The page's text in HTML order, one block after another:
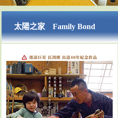
太陽之家 Family Bond